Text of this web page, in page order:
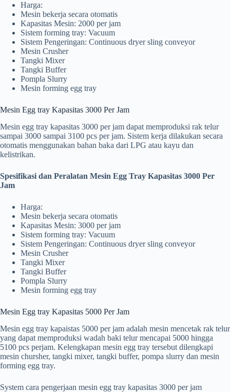
Harga:
Mesin bekerja secara otomatis
Kapasitas Mesin: 2000 per jam
Sistem forming tray: Vacuum
Sistem Pengeringan: Continuous dryer sling conveyor
Mesin Crusher
Tangki Mixer
Tangki Buffer
Pompla Slurry
Mesin forming egg tray
Mesin Egg tray Kapasitas 3000 Per Jam
Mesin egg tray kapasitas 3000 per jam dapat memproduksi rak telur
sampai 3000 sampai 3100 pcs per jam. Sistem kerja dilakukan secara
otomatis menggunakan bahan baka dari LPG atau kayu dan
kelistrikan.
Spesifikasi dan Peralatan Mesin Egg Tray Kapasitas 3000 Per
Jam
Harga:
Mesin bekerja secara otomatis
Kapasitas Mesin: 3000 per jam
Sistem forming tray: Vacuum
Sistem Pengeringan: Continuous dryer sling conveyor
Mesin Crusher
Tangki Mixer
Tangki Buffer
Pompla Slurry
Mesin forming egg tray
Mesin Egg tray Kapasitas 5000 Per Jam
Mesin egg tray kapaistas 5000 per jam adalah mesin mencetak rak telur
yang dapat memproduksi wadah baki telur mencapai 5000 hingga
5100 pcs perjam. Kelengkapan mesin egg tray tersebut dilengkapi
mesin chursher, tangki mixer, tangki buffer, pompa slurry dan mesin
forming egg tray.
System cara pengerjaan mesin egg tray kapasitas 3000 per jam